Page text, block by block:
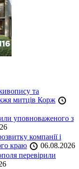
та
митців Корж
уповноваженого з
компанії і
краю
06.08.2026
перевірили